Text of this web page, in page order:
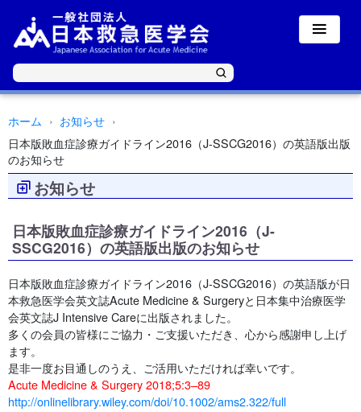
ホーム
お知らせ
日本版敗血症診療ガイドライン2016（J-SSCG2016）の英語版出版
のお知らせ
お知らせ
日本版敗血症診療ガイドライン2016（J-
SSCG2016）の英語版出版のお知らせ
日本版敗血症診療ガイドライン2016（J-SSCG2016）の英語版が日
本救急医学会英文誌Acute Medicine & Surgeryと日本集中治療医学
会英文誌J Intensive Careに出版されました。
多くの会員の皆様にご協力・ご支援いただき、心から感謝申し上げ
ます。
是非一度お目通しのうえ、ご活用いただければ幸いです。
Acute Medicine & Surgery 2018;5:3–89
http://onlinelibrary.wiley.com/doi/10.1002/ams2.322/full